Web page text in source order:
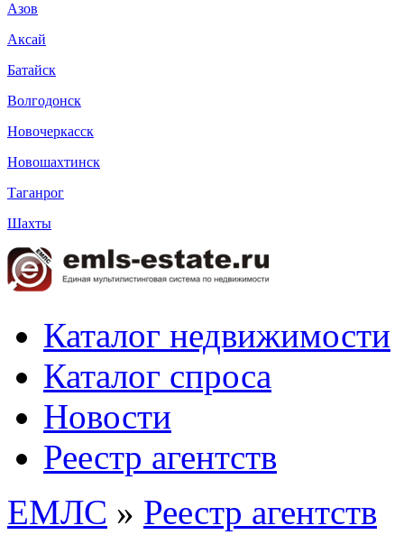
Азов
Аксай
Батайск
Волгодонск
Новочеркасск
Новошахтинск
Таганрог
Шахты
Каталог недвижимости
Каталог спроса
Новости
Реестр агентств
ЕМЛС » Реестр агентств